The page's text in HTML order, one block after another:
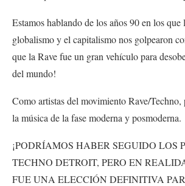
Estamos hablando de los años 90 en los que
globalismo y el capitalismo nos golpearon
que la Rave fue un gran vehículo para
del mundo!
Como artistas del movimiento Rave/Techno,
la música de la fase moderna y posmoderna.
¡PODRÍAMOS HABER SEGUIDO LOS
TECHNO DETROIT, PERO EN
FUE UNA ELECCIÓN DEFINITIVA